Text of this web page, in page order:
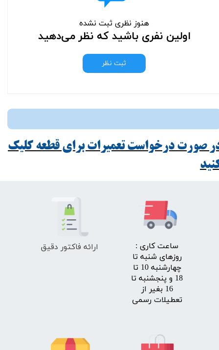
هنوز نظری ثبت نشده
اولین نفری باشید که نظر می‌دهید
ثبت نظر
صورت درخواست تعمیرات برای قطعه کلیک
​ساعت کاری :
روزهای شنبه تا
چهارشنبه 10 تا
18 و پنجشنبه تا
16 بغیر از
تعطیلات رسمی
ارائه فاکتور دقیق